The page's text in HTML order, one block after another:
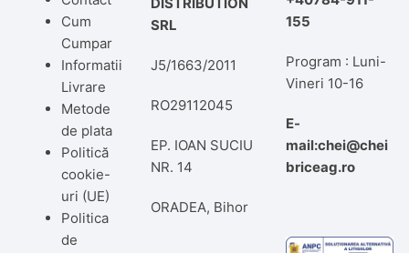
Cum
Cumpar
Informatii
Livrare
Metode
de plata
Politică
cookie-
uri (UE)
Politica
de
SRL
J5/1663/2011
RO29112045
EP. IOAN SUCIU
NR. 14
ORADEA, Bihor
155
Program : Luni-
Vineri 10-16
E-
mail:chei@chei
briceag.ro